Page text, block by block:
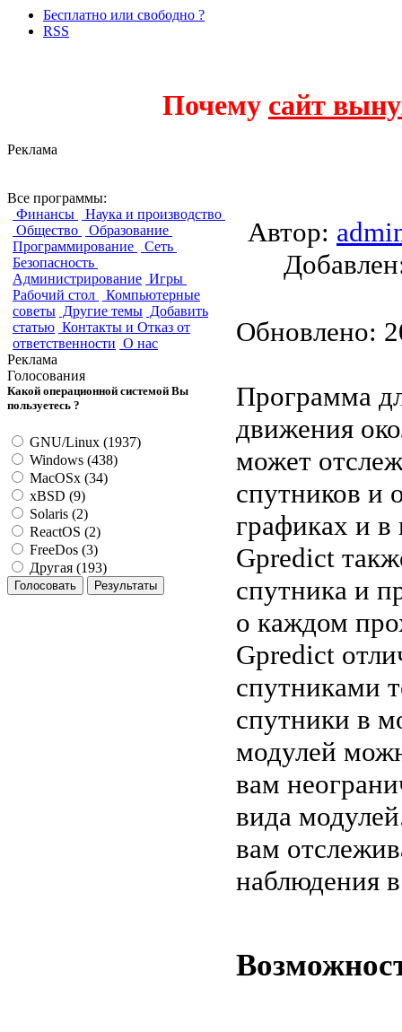
Бесплатно или свободно ?
RSS
Почему сайт
Реклама
Все программы:
Финансы
Наука и производство
Общество
Образование
Программирование
Сеть
Безопасность
Администрирование Игры
Рабочий стол
Компьютерные
советы Другие темы Добавить
статью Контакты и Отказ от
ответственности О нас
Реклама
Голосования
Какой операционной системой Вы
пользуетесь ?
GNU/Linux (1937)
Windows (438)
MacOSx (34)
xBSD (9)
Solaris (2)
ReactOS (2)
FreeDos (3)
Другая (193)
Автор:
Обновлено:
Программа
движения
может
спутников и
графиках и
Gpredict
спутника и
о каждом
Gpredict
спутниками
спутники в
модулей
вам
вида
вам
наблюдения